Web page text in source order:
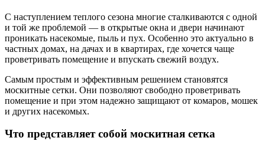
С наступлением теплого сезона многие сталкиваются с одной
и той же проблемой — в открытые окна и двери начинают
проникать насекомые, пыль и пух. Особенно это актуально в
частных домах, на дачах и в квартирах, где хочется чаще
проветривать помещение и впускать свежий воздух.
Самым простым и эффективным решением становятся
москитные сетки. Они позволяют свободно проветривать
помещение и при этом надежно защищают от комаров, мошек
и других насекомых.
Что представляет собой москитная сетка